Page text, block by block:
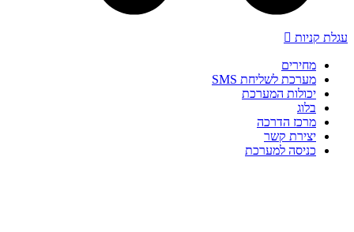
עגלת קניות
מחירים
מערכת לשליחת SMS
יכולות המערכת
בלוג
מרכז הדרכה
יצירת קשר
כניסה למערכת